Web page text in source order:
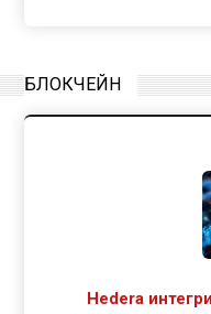
БЛОКЧЕЙН
Hedera